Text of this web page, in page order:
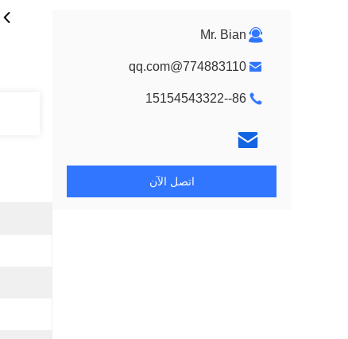
Mr. Bian
774883110@qq.com
86--15154543322
اتصل الآن